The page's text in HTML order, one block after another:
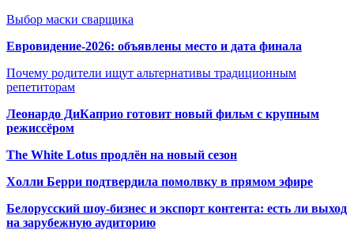
Выбор маски сварщика
Евровидение-2026: объявлены место и дата финала
Почему родители ищут альтернативы традиционным
репетиторам
Леонардо ДиКаприо готовит новый фильм с крупным
режиссёром
The White Lotus продлён на новый сезон
Холли Берри подтвердила помолвку в прямом эфире
Белорусский шоу-бизнес и экспорт контента: есть ли выход
на зарубежную аудиторию